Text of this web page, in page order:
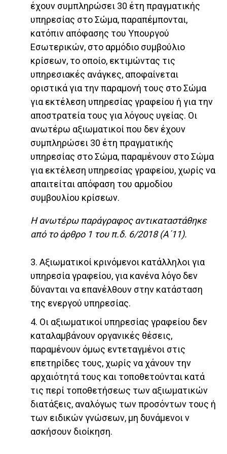
έχουν συμπληρώσει 30 έτη πραγματικής
υπηρεσίας στο Σώμα, παραπέμπονται,
κατόπιν απόφασης του Υπουργού
Εσωτερικών, στο αρμόδιο συμβούλιο
κρίσεων, το οποίο, εκτιμώντας τις
υπηρεσιακές ανάγκες, αποφαίνεται
οριστικά για την παραμονή τους στο Σώμα
για εκτέλεση υπηρεσίας γραφείου ή για την
αποστρατεία τους για λόγους υγείας. Οι
ανωτέρω αξιωματικοί που δεν έχουν
συμπληρώσει 30 έτη πραγματικής
υπηρεσίας στο Σώμα, παραμένουν στο Σώμα
για εκτέλεση υπηρεσίας γραφείου, χωρίς να
απαιτείται απόφαση του αρμοδίου
συμβουλίου κρίσεων.
Η ανωτέρω παράγραφος αντικαταστάθηκε
από το άρθρο 1 του π.δ. 6/2018 (Α΄11).
3. Αξιωματικοί κρινόμενοι κατάλληλοι για
υπηρεσία γραφείου, για κανένα λόγο δεν
δύνανται να επανέλθουν στην κατάσταση
της ενεργού υπηρεσίας.
4. Οι αξιωματικοί υπηρεσίας γραφείου δεν
καταλαμβάνουν οργανικές θέσεις,
παραμένουν όμως εντεταγμένοι στις
επετηρίδες τους, χωρίς να χάνουν την
αρχαιότητά τους και τοποθετούνται κατά
τις περί τοποθετήσεως των αξιωματικών
διατάξεις, αναλόγως των προσόντων τους ή
των ειδικών γνώσεων, μη δυνάμενοι ν
ασκήσουν διοίκηση.